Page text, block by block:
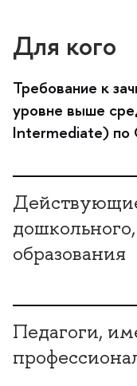
Для кого
Требование к
уровне выше
Intermediate) по
образования
Педагоги,